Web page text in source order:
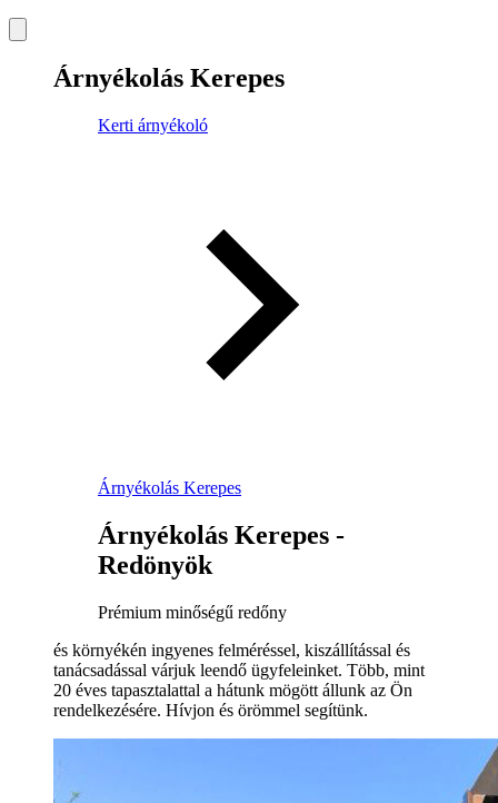
Árnyékolás Kerepes
Kerti árnyékoló
Árnyékolás Kerepes
Árnyékolás Kerepes -
Redönyök
Prémium minőségű redőny
és környékén ingyenes felméréssel, kiszállítással és
tanácsadással várjuk leendő ügyfeleinket. Több, mint
20 éves tapasztalattal a hátunk mögött állunk az Ön
rendelkezésére. Hívjon és örömmel segítünk.